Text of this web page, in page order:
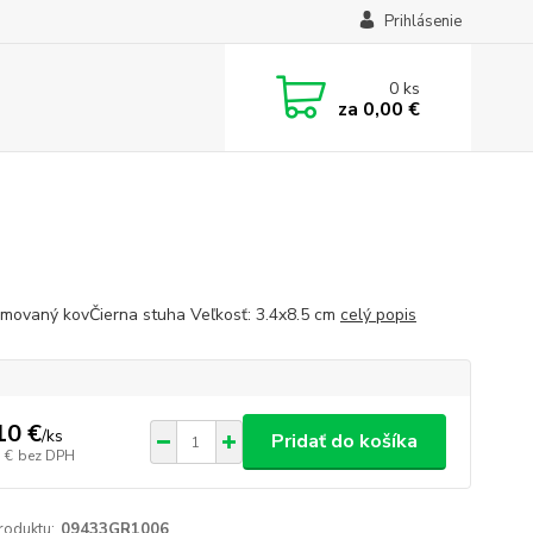
Prihlásenie
0ks
za 0,00 €
kovČierna stuha Veľkosť: 3.4x8.5 cm celý popis
€/ks
€ bez DPH
Pridať do košíka